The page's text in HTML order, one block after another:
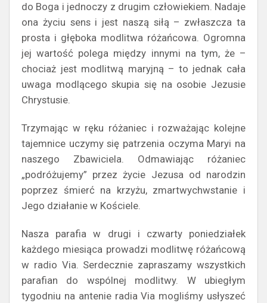
do Boga i jednoczy z drugim człowiekiem. Nadaje
ona życiu sens i jest naszą siłą – zwłaszcza ta
prosta i głęboka modlitwa różańcowa. Ogromna
jej wartość polega między innymi na tym, że –
chociaż jest modlitwą maryjną – to jednak cała
uwaga modlącego skupia się na osobie Jezusie
Chrystusie.
Trzymając w ręku różaniec i rozważając kolejne
tajemnice uczymy się patrzenia oczyma Maryi na
naszego Zbawiciela. Odmawiając różaniec
„podróżujemy” przez życie Jezusa od narodzin
poprzez śmierć na krzyżu, zmartwychwstanie i
Jego działanie w Kościele.
Nasza parafia w drugi i czwarty poniedziałek
każdego miesiąca prowadzi modlitwę różańcową
w radio Via. Serdecznie zapraszamy wszystkich
parafian do wspólnej modlitwy. W ubiegłym
tygodniu na antenie radia Via mogliśmy usłyszeć